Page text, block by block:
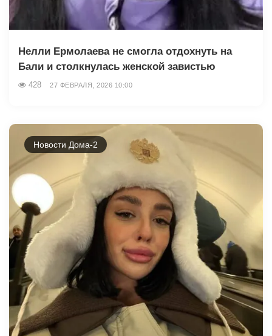
Нелли Ермолаева не смогла отдохнуть на
Бали и столкнулась женской завистью
428 27 ФЕВРАЛЯ, 2026 10:00
Новости Дома-2